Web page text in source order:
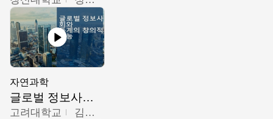
자연과학
글로벌 정보사회와 통계의 창의적 기능
고려대학교 김희영